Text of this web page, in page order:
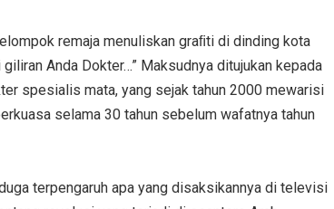
remaja menuliskan graﬁti di dinding kota
giliran Anda Dokter…” Maksudnya ditujukan kepada
spesialis mata, yang sejak tahun 2000 mewarisi
selama 30 tahun sebelum wafatnya tahun
terpengaruh apa yang disaksikannya di televisi